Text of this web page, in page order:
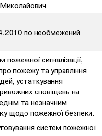
по необмежений
сигналізації,
пожежу та управління
устаткування
сповіщень на
та незначним
щодо пожежної безпеки.
систем пожежної